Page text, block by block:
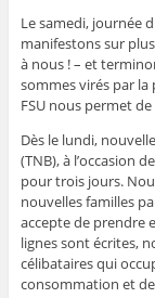
Le samedi, journée
manifestons sur
à nous ! – et
sommes virés par la
FSU nous permet
Dès le lundi,
(TNB), à l’occasion
pour trois jours.
nouvelles familles
accepte de prendre
lignes sont écrites,
célibataires qui
consommation et